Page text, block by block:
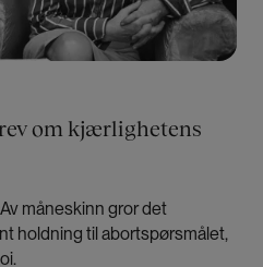
om kjærlighetens
måneskinn gror det
holdning til abortspørsmålet,